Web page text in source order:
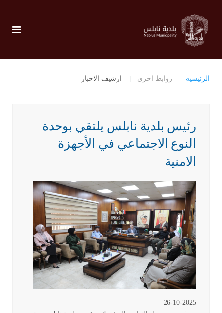
الرئيسيه روابط اخرى ارشيف الاخبار
رئيس بلدية نابلس يلتقي بوحدة
النوع الاجتماعي في الأجهزة
الامنية
26-10-2025